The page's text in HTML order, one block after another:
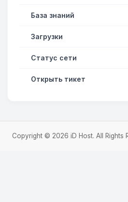
База знаний
Загрузки
Статус сети
Открыть тикет
Copyright © 2026 iD Host. All Rights